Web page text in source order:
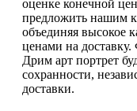
оценке конечной
предложить нашим
объединяя высокое
ценами на
Дрим арт портрет
сохранности,
доставки.